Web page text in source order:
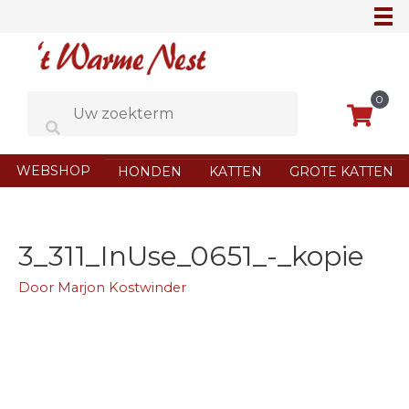
0
WEBSHOP HONDEN KATTEN GROTE KATTEN
3_311_InUse_0651_-_kopie
Door Marjon Kostwinder